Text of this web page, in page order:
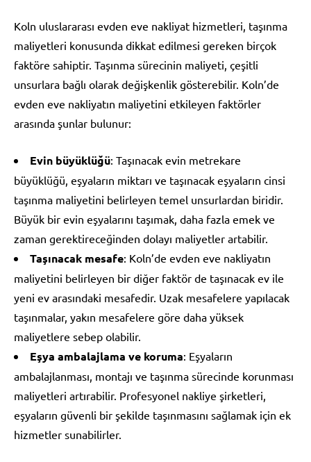
Koln uluslararası evden eve nakliyat hizmetleri, taşınma
maliyetleri konusunda dikkat edilmesi gereken birçok
faktöre sahiptir. Taşınma sürecinin maliyeti, çeşitli
unsurlara bağlı olarak değişkenlik gösterebilir. Koln’de
evden eve nakliyatın maliyetini etkileyen faktörler
arasında şunlar bulunur:
Evin büyüklüğü: Taşınacak evin metrekare
büyüklüğü, eşyaların miktarı ve taşınacak eşyaların cinsi
taşınma maliyetini belirleyen temel unsurlardan biridir.
Büyük bir evin eşyalarını taşımak, daha fazla emek ve
zaman gerektireceğinden dolayı maliyetler artabilir.
Taşınacak mesafe: Koln’de evden eve nakliyatın
maliyetini belirleyen bir diğer faktör de taşınacak ev ile
yeni ev arasındaki mesafedir. Uzak mesafelere yapılacak
taşınmalar, yakın mesafelere göre daha yüksek
maliyetlere sebep olabilir.
Eşya ambalajlama ve koruma: Eşyaların
ambalajlanması, montajı ve taşınma sürecinde korunması
maliyetleri artırabilir. Profesyonel nakliye şirketleri,
eşyaların güvenli bir şekilde taşınmasını sağlamak için ek
hizmetler sunabilirler.